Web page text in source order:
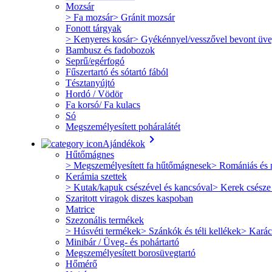
Mozsár
> Fa mozsár> Gránit mozsár
Fonott tárgyak
> Kenyeres kosár> Gyékénnyel/vesszővel bevont
Bambusz és fadobozok
Seprű/egérfogó
Fűszertartó és sótartó fából
Tésztanyújtó
Hordó / Vödör
Fa korsó/ Fa kulacs
Só
Megszemélyesített poháralátét
Ajándékok keyboard_arrow_right
Hűtőmágnes
> Megszemélyesített fa hűtőmágnesek> Romániás és
Kerámia szettek
> Kutak/kapuk csészével és kancsóval> Kerek
Szaritott viragok diszes kaspoban
Matrice
Szezonális termékek
> Húsvéti termékek> Szánkók és téli kellékek>
Minibár / Üveg- és pohártartó
Megszemélyesített borosüvegtartó
Hőmérő